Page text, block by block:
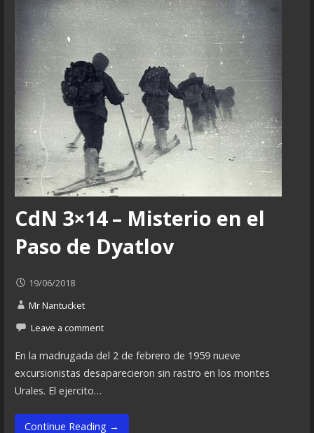
CdN 3×14 – Misterio en el
Paso de Dyatlov
19/06/2018
Mr Nantucket
Leave a comment
En la madrugada del 2 de febrero de 1959 nueve
excursionistas desaparecieron sin rastro en los montes
Urales. El ejercito…
Continue Reading →